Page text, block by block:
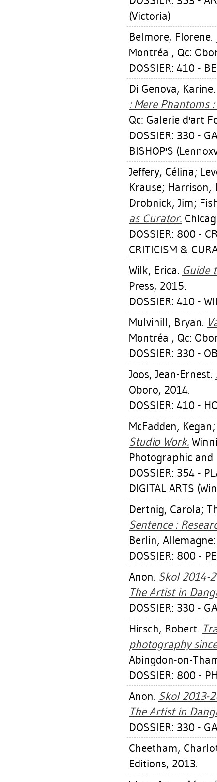
(Victoria)
Belmore, Florene.
Montréal, Qc:
DOSSIER: 410 -
Di Genova, Karine
: Mere Phantoms
Qc: Galerie d'art
DOSSIER: 330 -
BISHOP'S
Jeffery, Célina;
Krause; Harrison,
Drobnick, Jim;
as Curator.
DOSSIER: 800 -
CRITICISM &
Wilk, Erica. Guide
Press, 2015.
DOSSIER: 410 -
Mulvihill, Bryan.
Montréal, Qc:
DOSSIER: 330 -
Joos, Jean-Ernest.
Oboro, 2014.
DOSSIER: 410 -
McFadden, Kegan
Studio Work.
Photographic
DOSSIER: 354 -
DIGITAL ARTS
Dertnig, Carola;
Sentence :
Berlin,
DOSSIER: 800 -
Anon. Skol 2014-
The Artist in
DOSSIER: 330 -
Hirsch, Robert.
photography
Abingdon-on-
DOSSIER: 800 -
Anon. Skol 2013-
The Artist in
DOSSIER: 330 -
Cheetham,
Editions, 2013.